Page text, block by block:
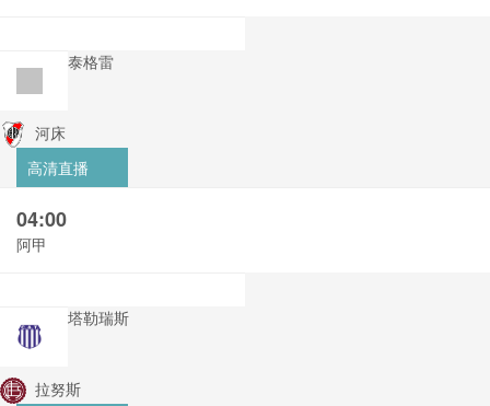
泰格雷
河床
高清直播
04:00
阿甲
塔勒瑞斯
拉努斯